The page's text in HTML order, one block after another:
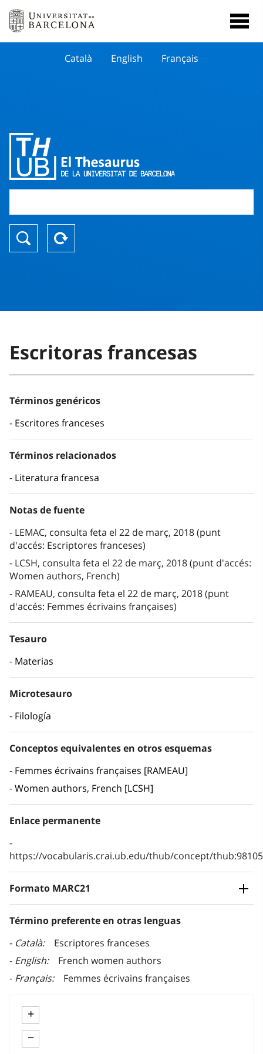
Català English Français
Escritoras francesas
Términos genéricos
Escritores franceses
Términos relacionados
Literatura francesa
Notas de fuente
LEMAC, consulta feta el 22 de març, 2018 (punt
d'accés: Escriptores franceses)
LCSH, consulta feta el 22 de març, 2018 (punt d'accés:
Women authors, French)
RAMEAU, consulta feta el 22 de març, 2018 (punt
d'accés: Femmes écrivains françaises)
Tesauro
Materias
Microtesauro
Filología
Conceptos equivalentes en otros esquemas
Femmes écrivains françaises [RAMEAU]
Women authors, French [LCSH]
Enlace permanente
https://vocabularis.crai.ub.edu/thub/concept/
Formato MARC21
Término preferente en otras lenguas
Català
Escriptores franceses
English
French women authors
Français
Femmes écrivains françaises
+
−